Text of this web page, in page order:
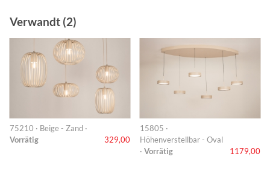
Verwandt (2)
75210 · Beige - Zand ·
Vorrätig
329,00
15805 ·
Höhenverstellbar - Oval
· Vorrätig 1179,00